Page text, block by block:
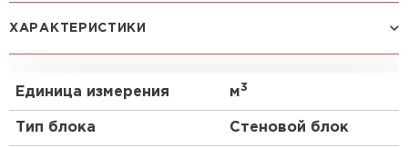
Газоблок, также известный как газобетон или
используется в современном строительстве. В
данном тексте мы рассмотрим основные аспекты,
связанные с газобетоном Могилевский
ХАРАКТЕРИСТИКИ
Единица измерения м3
Тип блока Стеновой блок